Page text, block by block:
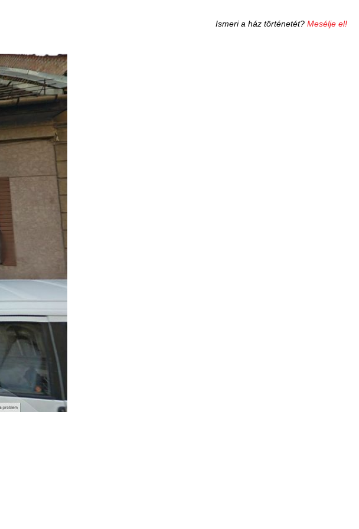
Ismeri a ház történetét? Mesélje el!